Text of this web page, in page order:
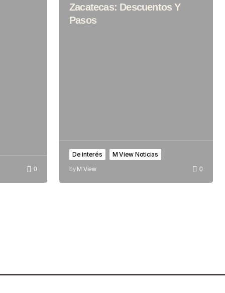
0
Zacatecas: Descuentos Y
Pasos
De interés M View Noticias
by M View 0